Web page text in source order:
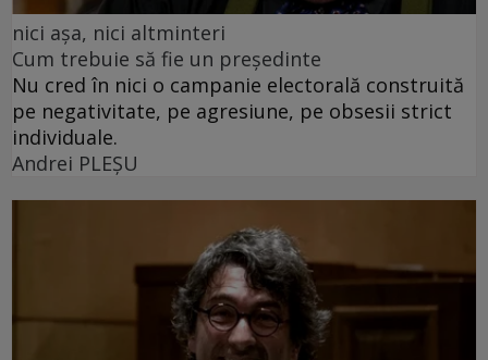
nici așa, nici altminteri
Cum trebuie să fie un președinte
Nu cred în nici o campanie electorală construită
pe negativitate, pe agresiune, pe obsesii strict
individuale.
Andrei PLEŞU